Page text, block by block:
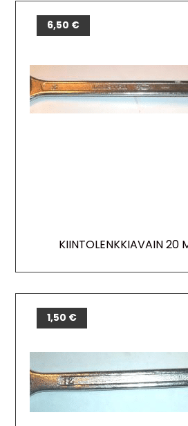
KIINTOLENKKIAVAIN 20
6,50 €
1,50 €